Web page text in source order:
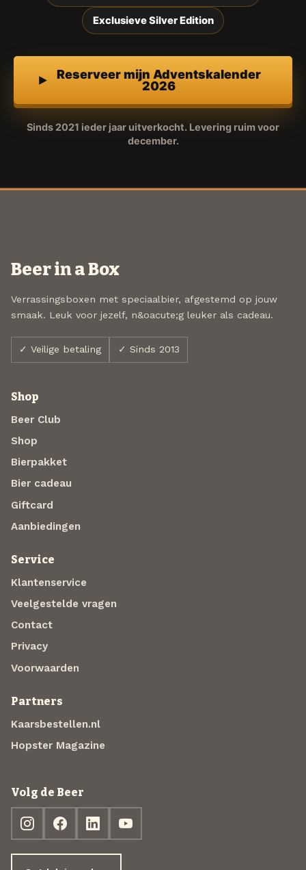
Exclusieve Silver Edition
Reserveer mijn Adventskalender
2026
Sinds 2021 ieder jaar uitverkocht. Levering ruim voor
december.
Beer in a Box
Verrassingsboxen met speciaalbier, afgestemd op jouw
smaak. Leuk voor jezelf, n&oacute;g leuker als cadeau.
✓ Veilige betaling ✓ Sinds 2013
Shop
Beer Club
Shop
Bierpakket
Bier cadeau
Giftcard
Aanbiedingen
Service
Klantenservice
Veelgestelde vragen
Contact
Privacy
Voorwaarden
Partners
Kaarsbestellen.nl
Hopster Magazine
Volg de Beer